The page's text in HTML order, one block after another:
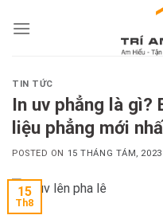
TIN TỨC
In uv phẳng là gì?
liệu phẳng mới
POSTED ON 15 THÁNG TÁM, 2023
15
Th8